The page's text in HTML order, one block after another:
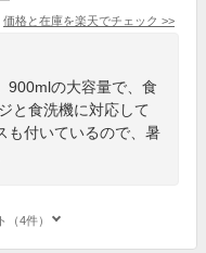
価格と在庫を楽天でチェック >>
900mlの大容量で、食
と食洗機に対応して
も付いているので、暑
（4件）